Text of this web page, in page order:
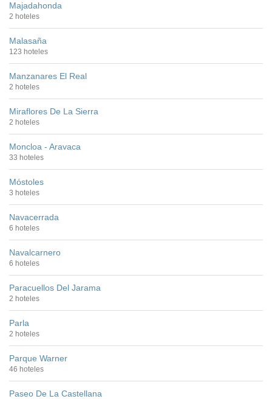
Majadahonda
2 hoteles
Malasaña
123 hoteles
Manzanares El Real
2 hoteles
Miraflores De La Sierra
2 hoteles
Moncloa - Aravaca
33 hoteles
Móstoles
3 hoteles
Navacerrada
6 hoteles
Navalcarnero
6 hoteles
Paracuellos Del Jarama
2 hoteles
Parla
2 hoteles
Parque Warner
46 hoteles
Paseo De La Castellana